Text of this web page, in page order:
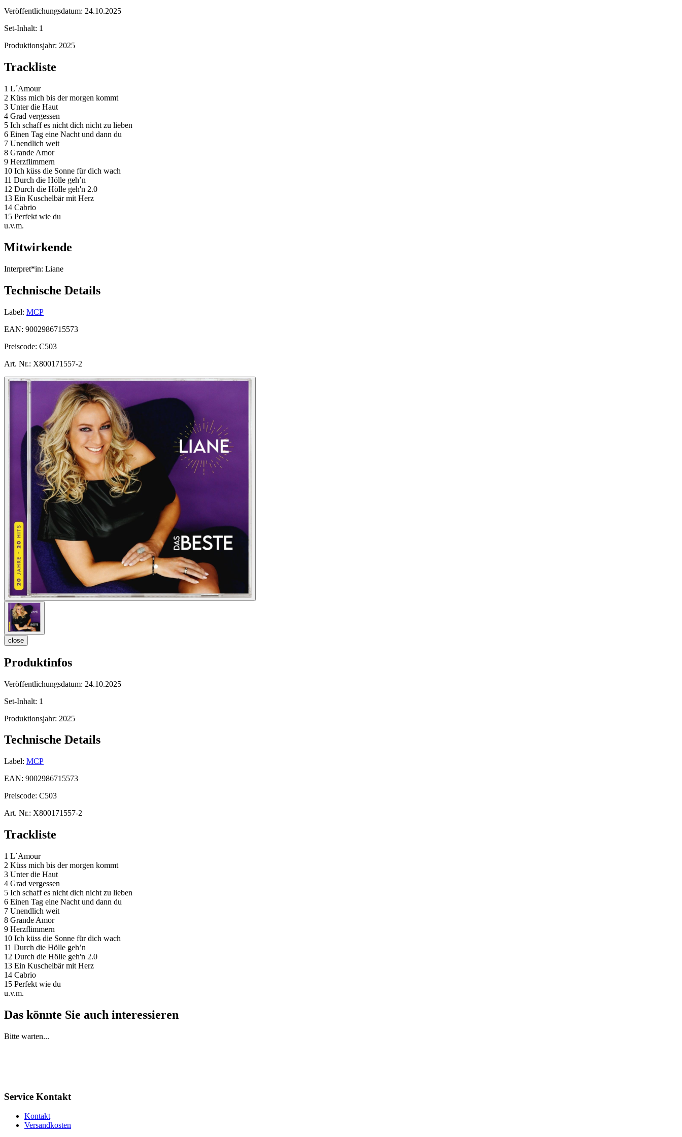
Veröffentlichungsdatum: 24.10.2025
Set-Inhalt: 1
Produktionsjahr: 2025
Trackliste
1 L´Amour
2 Küss mich bis der morgen kommt
3 Unter die Haut
4 Grad vergessen
5 Ich schaff es nicht dich nicht zu lieben
6 Einen Tag eine Nacht und dann du
7 Unendlich weit
8 Grande Amor
9 Herzflimmern
10 Ich küss die Sonne für dich wach
11 Durch die Hölle geh’n
12 Durch die Hölle geh'n 2.0
13 Ein Kuschelbär mit Herz
14 Cabrio
15 Perfekt wie du
u.v.m.
Mitwirkende
Interpret*in: Liane
Technische Details
Label: MCP
EAN: 9002986715573
Preiscode: C503
Art. Nr.: X800171557-2
close
Produktinfos
Veröffentlichungsdatum: 24.10.2025
Set-Inhalt: 1
Produktionsjahr: 2025
Technische Details
Label: MCP
EAN: 9002986715573
Preiscode: C503
Art. Nr.: X800171557-2
Trackliste
1 L´Amour
2 Küss mich bis der morgen kommt
3 Unter die Haut
4 Grad vergessen
5 Ich schaff es nicht dich nicht zu lieben
6 Einen Tag eine Nacht und dann du
7 Unendlich weit
8 Grande Amor
9 Herzflimmern
10 Ich küss die Sonne für dich wach
11 Durch die Hölle geh’n
12 Durch die Hölle geh'n 2.0
13 Ein Kuschelbär mit Herz
14 Cabrio
15 Perfekt wie du
u.v.m.
Das könnte Sie auch interessieren
Bitte warten...
Service Kontakt
Kontakt
Versandkosten